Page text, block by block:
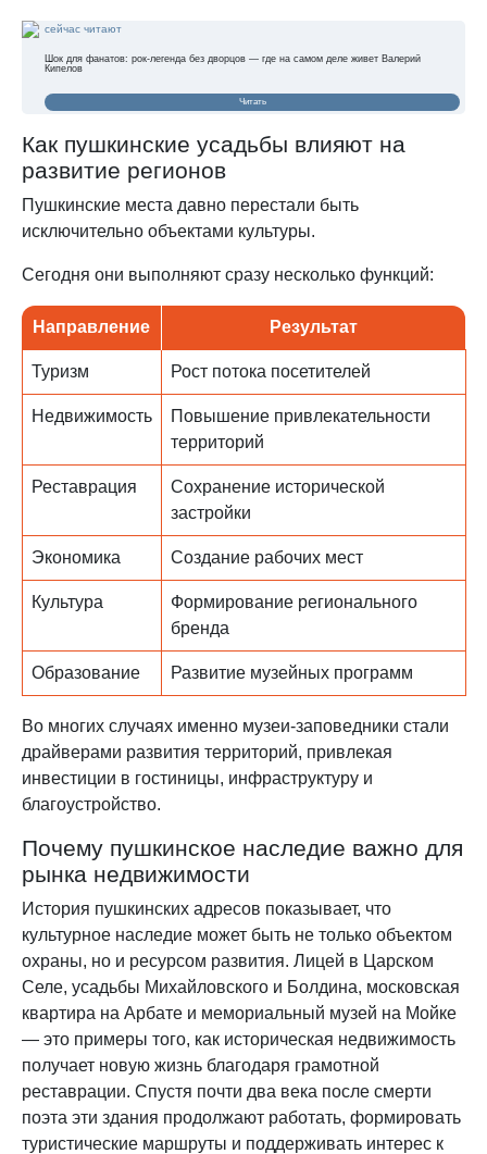
сейчас читают
Шок для фанатов: рок-легенда без дворцов — где на самом деле живет Валерий
Кипелов
Читать
Как пушкинские усадьбы влияют на
развитие регионов
Пушкинские места давно перестали быть
исключительно объектами культуры.
Сегодня они выполняют сразу несколько функций:
Направление Результат
Туризм Рост потока посетителей
Недвижимость
Повышение привлекательности
территорий
Реставрация
Сохранение исторической
застройки
Экономика Создание рабочих мест
Культура
Формирование регионального
бренда
Образование Развитие музейных программ
Во многих случаях именно музеи-заповедники стали
драйверами развития территорий, привлекая
инвестиции в гостиницы, инфраструктуру и
благоустройство.
Почему пушкинское наследие важно для
рынка недвижимости
История пушкинских адресов показывает, что
культурное наследие может быть не только объектом
охраны, но и ресурсом развития. Лицей в Царском
Селе, усадьбы Михайловского и Болдина, московская
квартира на Арбате и мемориальный музей на Мойке
— это примеры того, как историческая недвижимость
получает новую жизнь благодаря грамотной
реставрации. Спустя почти два века после смерти
поэта эти здания продолжают работать, формировать
туристические маршруты и поддерживать интерес к